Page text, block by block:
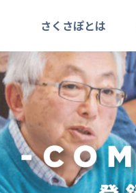
さくさぽとは